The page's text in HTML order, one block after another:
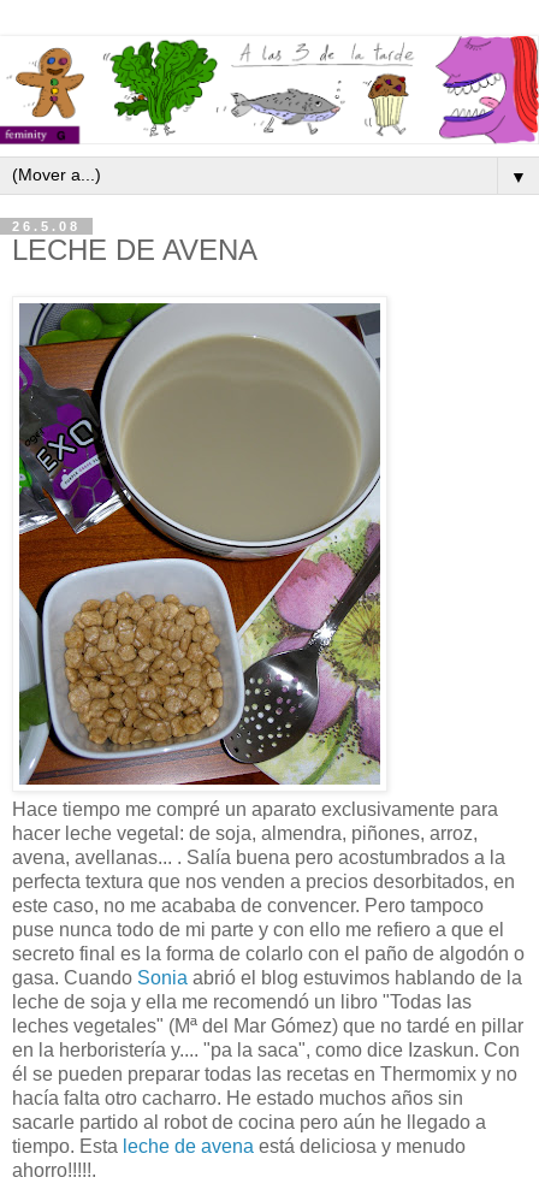
▼
26.5.08
LECHE DE AVENA
Hace tiempo me compré un aparato exclusivamente para
hacer leche vegetal: de soja, almendra, piñones, arroz,
avena, avellanas... . Salía buena pero acostumbrados a la
perfecta textura que nos venden a precios desorbitados, en
este caso, no me acababa de convencer. Pero tampoco
puse nunca todo de mi parte y con ello me refiero a que el
secreto final es la forma de colarlo con el paño de algodón o
gasa. Cuando Sonia abrió el blog estuvimos hablando de la
leche de soja y ella me recomendó un libro "Todas las
leches vegetales" (Mª del Mar Gómez) que no tardé en pillar
en la herboristería y.... "pa la saca", como dice Izaskun. Con
él se pueden preparar todas las recetas en Thermomix y no
hacía falta otro cacharro. He estado muchos años sin
sacarle partido al robot de cocina pero aún he llegado a
tiempo. Esta leche de avena está deliciosa y menudo
ahorro!!!!!.